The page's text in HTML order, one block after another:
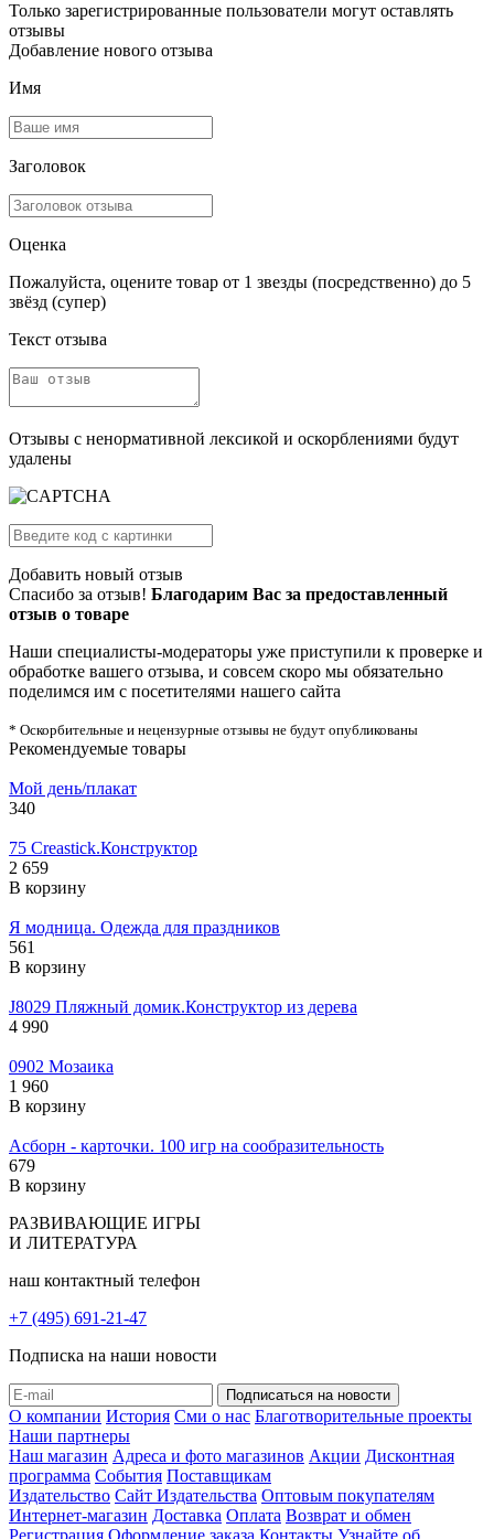
Только зарегистрированные пользователи могут оставлять
отзывы
Добавление нового отзыва
Имя
Заголовок
Оценка
Пожалуйста, оцените товар от 1 звезды (посредственно) до 5
звёзд (супер)
Текст отзыва
Отзывы с ненормативной лексикой и оскорблениями будут
удалены
Добавить новый отзыв
Спасибо за отзыв! Благодарим Вас за предоставленный
отзыв о товаре
Наши специалисты-модераторы уже приступили к проверке и
обработке вашего отзыва, и совсем скоро мы обязательно
поделимся им с посетителями нашего сайта
* Оскорбительные и нецензурные отзывы не будут опубликованы
Рекомендуемые товары
Мой день/плакат
340
75 Creastick.Конструктор
2 659
В корзину
Я модница. Одежда для праздников
561
В корзину
J8029 Пляжный домик.Конструктор из дерева
4 990
0902 Мозаика
1 960
В корзину
Асборн - карточки. 100 игр на сообразительность
679
В корзину
РАЗВИВАЮЩИЕ ИГРЫ
И ЛИТЕРАТУРА
наш контактный телефон
+7 (495) 691-21-47
Подписка на наши новости
О компании История Сми о нас Благотворительные проекты
Наши партнеры
Наш магазин Адреса и фото магазинов Акции Дисконтная
программа События Поставщикам
Издательство Сайт Издательства Оптовым покупателям
Интернет-магазин Доставка Оплата Возврат и обмен
Регистрация Оформление заказа Контакты Узнайте об